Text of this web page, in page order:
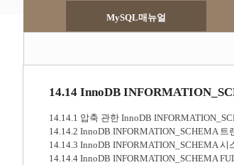
MySQL매뉴얼
14.14 InnoDB
14.14.1 압축 관한 InnoDB
14.14.2 InnoDB INFORMATION_SCHEMA
14.14.3 InnoDB INFORMATION_SCHEMA 시
14.14.4 InnoDB INFORMATION_SCHEMA